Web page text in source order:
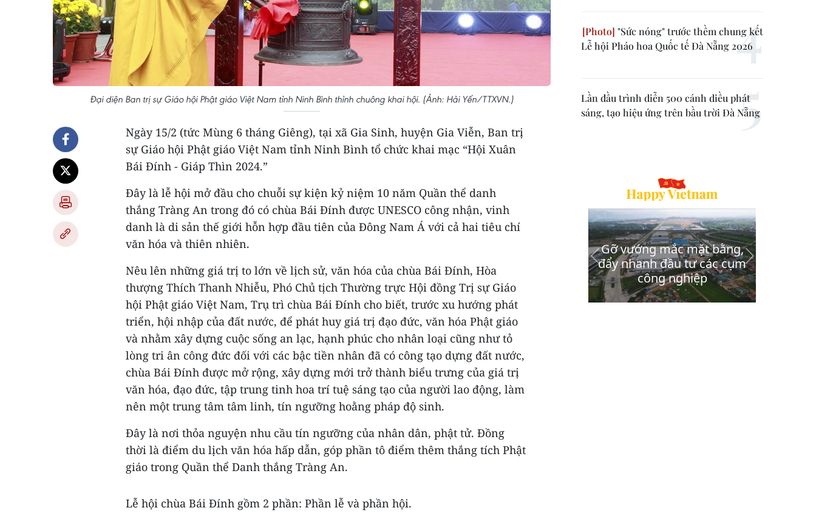
Đại diện Ban trị sự Giáo hội Phật giáo Việt Nam tỉnh Ninh Bình thỉnh chuông khai hội. (Ảnh: Hải Yến/TTXVN.)
Ngày 15/2 (tức Mùng 6 tháng Giêng), tại xã Gia Sinh, huyện Gia Viễn, Ban trị
sự Giáo hội Phật giáo Việt Nam tỉnh Ninh Bình tổ chức khai mạc “Hội Xuân
Bái Đính - Giáp Thìn 2024.”
Đây là lễ hội mở đầu cho chuỗi sự kiện kỷ niệm 10 năm Quần thể danh
thắng Tràng An trong đó có chùa Bái Đính được UNESCO công nhận, vinh
danh là di sản thế giới hỗn hợp đầu tiên của Đông Nam Á với cả hai tiêu chí
văn hóa và thiên nhiên.
Nêu lên những giá trị to lớn về lịch sử, văn hóa của chùa Bái Đính, Hòa
thượng Thích Thanh Nhiễu, Phó Chủ tịch Thường trực Hội đồng Trị sự Giáo
hội Phật giáo Việt Nam, Trụ trì chùa Bái Đính cho biết, trước xu hướng phát
triển, hội nhập của đất nước, để phát huy giá trị đạo đức, văn hóa Phật giáo
và nhằm xây dựng cuộc sống an lạc, hạnh phúc cho nhân loại cũng như tỏ
lòng tri ân công đức đối với các bậc tiền nhân đã có công tạo dựng đất nước,
chùa Bái Đính được mở rộng, xây dựng mới trở thành biểu trưng của giá trị
văn hóa, đạo đức, tập trung tinh hoa trí tuệ sáng tạo của người lao động, làm
nên một trung tâm tâm linh, tín ngưỡng hoằng pháp độ sinh.
Đây là nơi thỏa nguyện nhu cầu tín ngưỡng của nhân dân, phật tử. Đồng
thời là điểm du lịch văn hóa hấp dẫn, góp phần tô điểm thêm thắng tích Phật
giáo trong Quần thể Danh thắng Tràng An.
Lễ hội chùa Bái Đính gồm 2 phần: Phần lễ và phần hội.
"Sức nóng" trước thềm chung kết
Lễ hội Pháo hoa Quốc tế Đà Nẵng 2026
Lần đầu trình diễn 500 cánh diều phát
sáng, tạo hiệu ứng trên bầu trời Đà Nẵng